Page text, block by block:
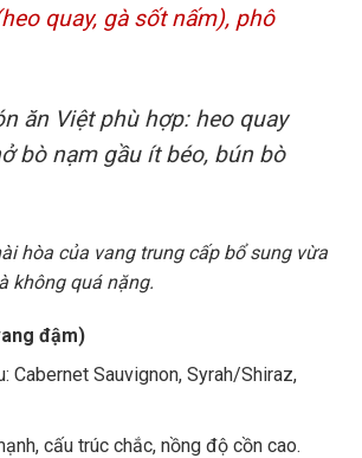
quay, gà sốt nấm), phô
ăn Việt phù hợp: heo quay
bò nạm gầu ít béo, bún bò
hòa của vang trung cấp bổ sung vừa
không quá nặng.
đậm)
Cabernet Sauvignon, Syrah/Shiraz,
cấu trúc chắc, nồng độ cồn cao.